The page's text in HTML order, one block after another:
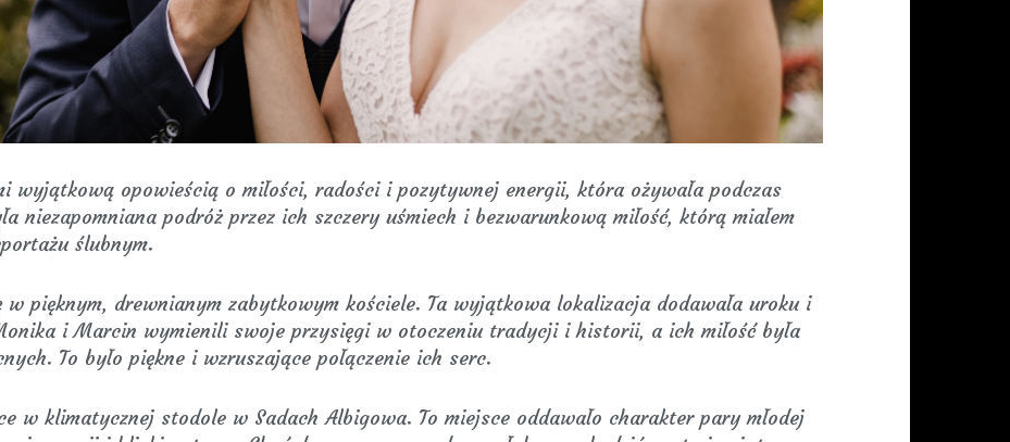
wyjątkową opowieścią o miłości, radości i pozytywnej energii, która ożywała podczas
niezapomniana podróż przez ich szczery uśmiech i bezwarunkową miłość, którą miałem
ślubnym.
w pięknym, drewnianym zabytkowym kościele. Ta wyjątkowa lokalizacja dodawała uroku i
i Marcin wymienili swoje przysięgi w otoczeniu tradycji i historii, a ich miłość była
To było piękne i wzruszające połączenie ich serc.
w klimatycznej stodole w Sadach Albigowa. To miejsce oddawało charakter pary młodej